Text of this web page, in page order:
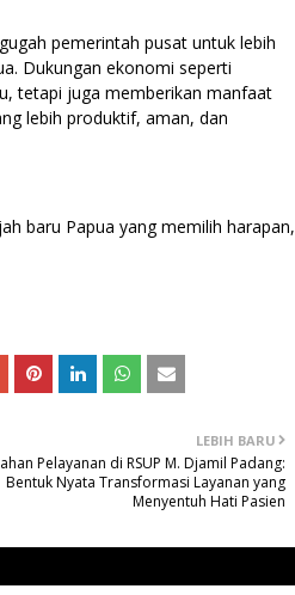
pemerintah pusat untuk lebih
Dukungan ekonomi seperti
tetapi juga memberikan manfaat
lebih produktif, aman, dan
baru Papua yang memilih harapan,
LEBIH BARU
Pelayanan di RSUP M. Djamil Padang:
Bentuk Nyata Transformasi Layanan yang
Menyentuh Hati Pasien